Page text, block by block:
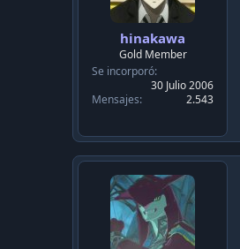
hinakawa
Gold Member
Se incorporó
30 Julio 2006
Mensajes
2.543